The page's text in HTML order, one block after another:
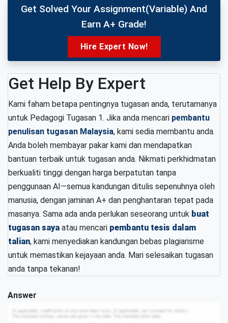
Get Solved Your Assignment(variable) And
Earn A+ Grade!
Hire Expert Now!
Get Help By Expert
Kami faham betapa pentingnya tugasan anda, terutamanya
untuk Pedagogi Tugasan 1. Jika anda mencari pembantu
penulisan tugasan Malaysia, kami sedia membantu anda.
Anda boleh membayar pakar kami dan mendapatkan
bantuan terbaik untuk tugasan anda. Nikmati perkhidmatan
berkualiti tinggi dengan harga berpatutan tanpa
penggunaan AI—semua kandungan ditulis sepenuhnya oleh
manusia, dengan jaminan A+ dan penghantaran tepat pada
masanya. Sama ada anda perlukan seseorang untuk buat
tugasan saya atau mencari pembantu tesis dalam
talian, kami menyediakan kandungan bebas plagiarisme
untuk memastikan kejayaan anda. Mari selesaikan tugasan
anda tanpa tekanan!
Answer